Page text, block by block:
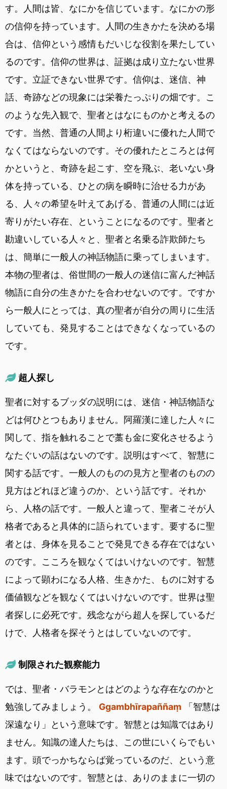
す。人間は皆、なにかを信じています。なにかの形
の信仰を持っています。人間の生きかたを決める場
合は、信仰という感情もだいじな役割を果たしてい
るのです。信仰の世界は、証拠は成り立たない世界
です。立証できない世界です。信仰は、迷信、神
話、奇跡などの現象には栄養たっぷりの畑です。こ
のような先入観で、聖者とはなにものかと考えるの
です。当然、普通の人間より桁違いに優れた人間で
なくてはならないのです。その優れたところとは何
かというと、奇跡を起こす、空を飛ぶ、老いない身
体を持っている、ひとの病を瞬時に治せる力があ
る、人々の希望を叶えてあげる、普通の人間には近
寄りがたい存在、ということになるのです。聖者と
勘違いしている人々と、聖者と名乗る詐欺師たち
は、簡単に一般人の神話物語に乗ってしまいます。
本物の聖者は、俗世間の一般人の迷信に富んだ神話
物語に自分の生きかたを合わせないのです。ですか
ら一般人にとっては、真の聖者が自分の周りに生活
していても、発見することはできなくなっているの
です。
超人探し
聖者に対するブッダの説明には、迷信・神話物語な
どは何ひとつもありません。阿羅漢に達した人々に
関して、指を触れることで藁も金に変化させるよう
なたぐいの話はないのです。説明はすべて、智慧に
関する話です。一般人のものの見方と聖者のものの
見方はどれほど違うのか、という話です。それか
ら、人格の話です。一般人と違って、聖者こそが人
格者であると具体的に語られています。要するに聖
者とは、身体を見ることで発見できる存在ではない
のです。こころを観なくてはいけないのです。智慧
によって顕わになる人格、生きかた、ものに対する
価値観などを観なくてはいけないのです。世界は聖
者探しに必死です。残念ながら超人を探しているだ
けで、人格者を探そうとはしていないのです。
制限された観察能力
では、聖者・バラモンとはどのような存在なのかと
勉強してみましょう。 Ggambhīrapaññaṃ 「智慧は
深遠なり」という意味です。智慧とは知識ではあり
ません。知識の達人たちは、この世にいくらでもい
ます。頭でっかちならば覚っているのだ、という意
味ではないのです。智慧とは、ありのままに一切の